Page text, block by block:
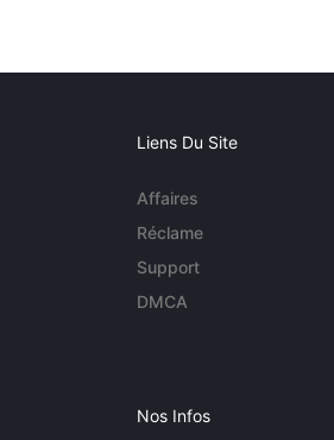
Liens Du Site
Affaires
Réclame
Support
DMCA
Nos Infos